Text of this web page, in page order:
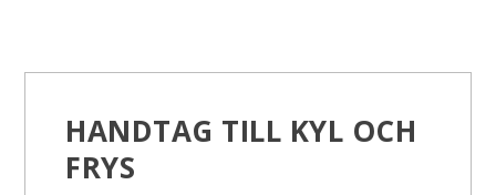
HANDTAG TILL KYL OCH
FRYS